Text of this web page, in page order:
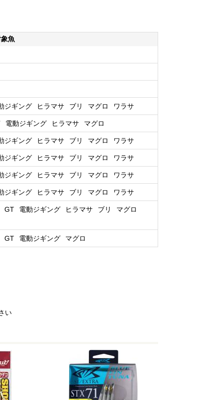
魚
ジギング ヒラマサ ブリ マグロ ワラサ
電動ジギング ヒラマサ マグロ
ジギング ヒラマサ ブリ マグロ ワラサ
ジギング ヒラマサ ブリ マグロ ワラサ
ジギング ヒラマサ ブリ マグロ ワラサ
ジギング ヒラマサ ブリ マグロ ワラサ
GT 電動ジギング ヒラマサ ブリ
マグロ
GT 電動ジギング マグロ
い